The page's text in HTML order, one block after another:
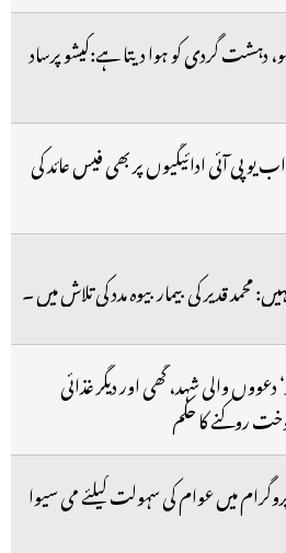
دہشت گردی کو ہوا دیتا ہے:کیشو پرساد
پی آئی ادائیگیوں پر بھی فیس عائد کی
محمد قدیر کی بیمار بیوہ مدد کی تلاش میں ۔
فیصد‘ دعووں والی شہد، گھی اور دیگر غذائی
روکنے کا حکم
میں عوام کی سہولت کیلئے می سیوا